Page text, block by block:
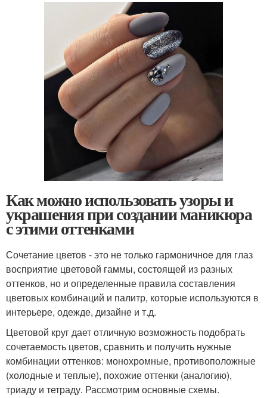
Как можно использовать узоры и
украшения при создании маникюра
с этими оттенками
Сочетание цветов - это не только гармоничное для глаз
восприятие цветовой гаммы, состоящей из разных
оттенков, но и определенные правила составления
цветовых комбинаций и палитр, которые используются в
интерьере, одежде, дизайне и т.д.
Цветовой круг дает отличную возможность подобрать
сочетаемость цветов, сравнить и получить нужные
комбинации оттенков: монохромные, противоположные
(холодные и теплые), похожие оттенки (аналогию),
триаду и тетраду. Рассмотрим основные схемы.